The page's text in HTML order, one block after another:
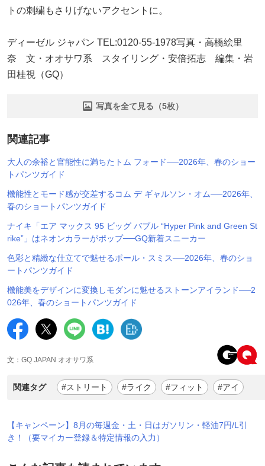
トの刺繍もさりげないアクセントに。
ディーゼル ジャパン TEL:0120-55-1978写真・高橋絵里
奈 文・オオサワ系 スタイリング・安倍拓志 編集・岩
田桂視（GQ）
写真を全て見る（5枚）
関連記事
大人の余裕と官能性に満ちたトム フォード──2026年、春のショー
トパンツガイド
機能性とモード感が交差するコム デ ギャルソン・オム──2026年、
春のショートパンツガイド
ナイキ「エア マックス 95 ビッグ バブル “Hyper Pink and Green St
rike”」はネオンカラーがポップ──GQ新着スニーカー
色彩と精緻な仕立てで魅せるポール・スミス──2026年、春のショ
ートパンツガイド
機能美をデザインに変換しモダンに魅せるストーンアイランド──2
026年、春のショートパンツガイド
文：GQ JAPAN オオサワ系
関連タグ #ストリート #ライク #フィット #アイ
【キャンペーン】8月の毎週金・土・日はガソリン・軽油7円/L引
き！（要マイカー登録＆特定情報の入力）